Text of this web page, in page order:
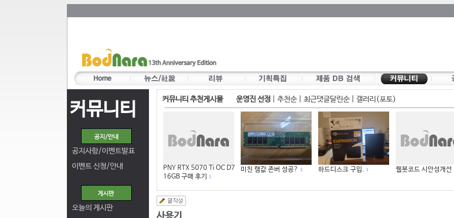
커뮤니티
공지사항/이벤트발표
이벤트 신청/안내
오늘의 게시판
커뮤니티 추천게시물 운영진 선정 추천순| 최근댓글달린순| 갤러리(포토)
PNY RTX 5070 Ti OC D7
16GB 구매 후기
1
미친 램값 존버 성공? 3 하드디스크 구입. 1 웹봇코드 시안성개선